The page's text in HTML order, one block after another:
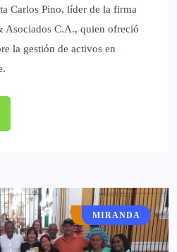
Carlos Pino, líder de la firma
Asociados C.A., quien ofreció
la gestión de activos en
DENUNCIAS
MIRANDA